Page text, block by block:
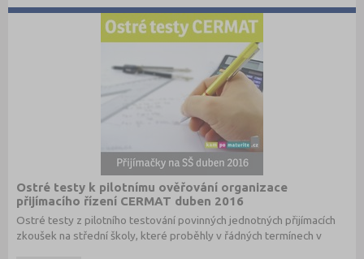
Ostré testy k pilotnímu ověřování organizace
přijímacího řízení CERMAT duben 2016
Ostré testy z pilotního testování povinných jednotných přijímacích
zkoušek na střední školy, které proběhly v řádných termínech v